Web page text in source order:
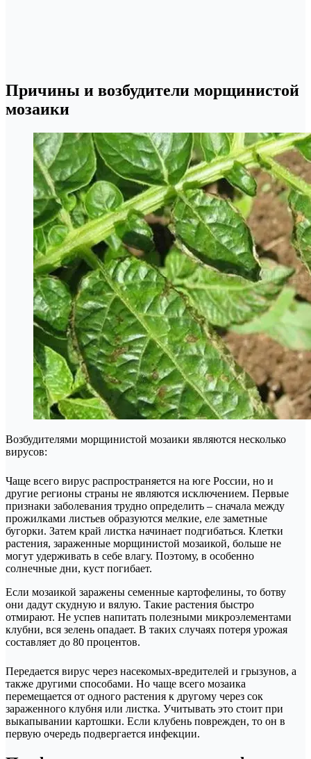
Причины и возбудители морщинистой
мозаики
Возбудителями морщинистой мозаики являются несколько
вирусов:
Чаще всего вирус распространяется на юге России, но и
другие регионы страны не являются исключением. Первые
признаки заболевания трудно определить – сначала между
прожилками листьев образуются мелкие, еле заметные
бугорки. Затем край листка начинает подгибаться. Клетки
растения, зараженные морщинистой мозаикой, больше не
могут удерживать в себе влагу. Поэтому, в особенно
солнечные дни, куст погибает.
Если мозаикой заражены семенные картофелины, то ботву
они дадут скудную и вялую. Такие растения быстро
отмирают. Не успев напитать полезными микроэлементами
клубни, вся зелень опадает. В таких случаях потеря урожая
составляет до 80 процентов.
Передается вирус через насекомых-вредителей и грызунов, а
также другими способами. Но чаще всего мозаика
перемещается от одного растения к другому через сок
зараженного клубня или листка. Учитывать это стоит при
выкапывании картошки. Если клубень поврежден, то он в
первую очередь подвергается инфекции.